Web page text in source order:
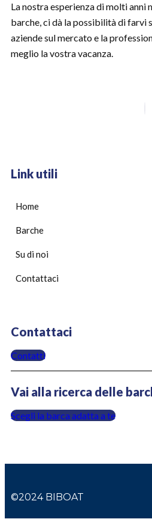
La nostra esperienza di molti anni
barche, ci dà la possibilità di farvi
aziende sul mercato e la
meglio la vostra vacanza.
Link utili
Home
Barche
Su di noi
Contattaci
Contattaci
Contatti
Vai alla ricerca delle
Scegli la barca adatta a te
©2024 BIBOAT